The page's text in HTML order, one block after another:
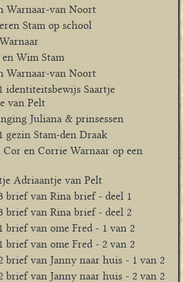
Warnaar-van Noort
Stam op school
en Wim Stam
Warnaar-van Noort
identiteitsbewijs Saartje
van Pelt
Juliana & prinsessen
gezin Stam-den Draak
Cor en Corrie Warnaar op een
Adriaantje van Pelt
brief van Rina brief - deel 1
brief van Rina brief - deel 2
brief van ome Fred - 1 van 2
brief van ome Fred - 2 van 2
brief van Janny naar huis - 1 van 2
brief van Janny naar huis - 2 van 2